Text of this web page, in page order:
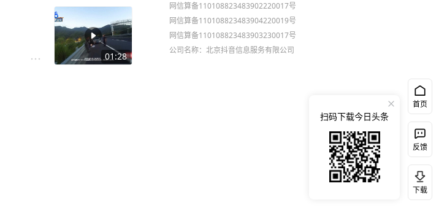
01:28
网信算备110108823483902220017号
网信算备110108823483904220019号
网信算备110108823483903230017号
公司名称：北京抖音信息服务有限公司
首页
反馈
下载
扫码下载今日头条